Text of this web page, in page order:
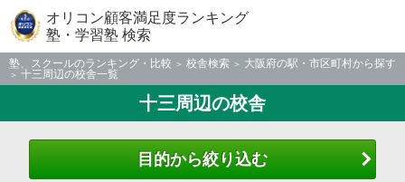
オリコン顧客満足度ランキング
塾・学習塾 検索
塾、スクールのランキング・比較 校舎検索
大阪府の駅・市区町村から探す
十三周辺の校舎一覧
十三周辺の校舎
目的から絞り込む